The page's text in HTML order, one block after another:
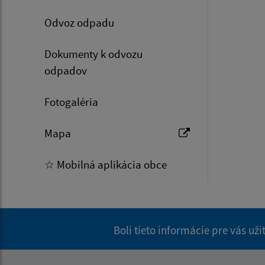
Odvoz odpadu
Dokumenty k odvozu
odpadov
Fotogaléria
Mapa
☆ Mobilná aplikácia obce
Boli tieto informácie pre vás